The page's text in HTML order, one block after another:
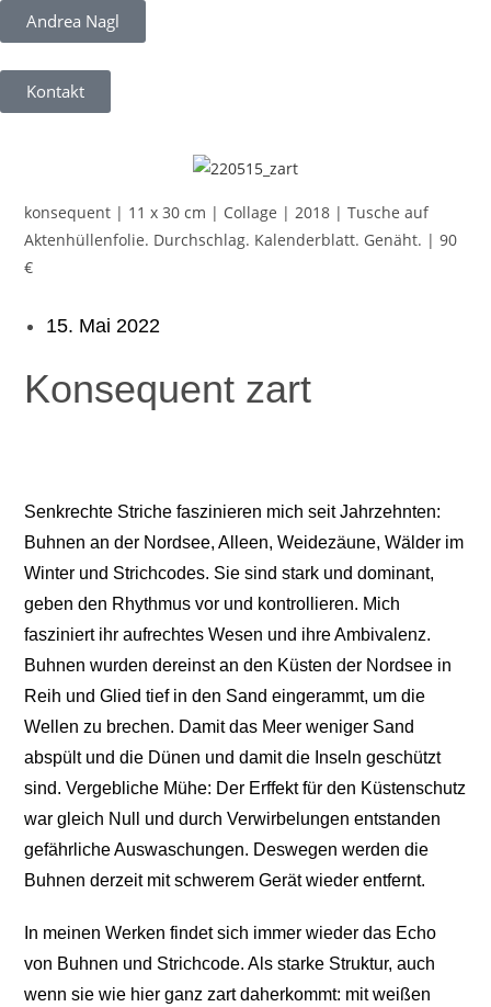
Andrea Nagl
Kontakt
konsequent | 11 x 30 cm | Collage | 2018 | Tusche auf
Aktenhüllenfolie. Durchschlag. Kalenderblatt. Genäht. | 90
€
15. Mai 2022
Konsequent zart
Senkrechte Striche faszinieren mich seit Jahrzehnten:
Buhnen an der Nordsee, Alleen, Weidezäune, Wälder im
Winter und Strichcodes. Sie sind stark und dominant,
geben den Rhythmus vor und kontrollieren. Mich
fasziniert ihr aufrechtes Wesen und ihre Ambivalenz.
Buhnen wurden dereinst an den Küsten der Nordsee in
Reih und Glied tief in den Sand eingerammt, um die
Wellen zu brechen. Damit das Meer weniger Sand
abspült und die Dünen und damit die Inseln geschützt
sind. Vergebliche Mühe: Der Erffekt für den Küstenschutz
war gleich Null und durch Verwirbelungen entstanden
gefährliche Auswaschungen. Deswegen werden die
Buhnen derzeit mit schwerem Gerät wieder entfernt.
In meinen Werken findet sich immer wieder das Echo
von Buhnen und Strichcode. Als starke Struktur, auch
wenn sie wie hier ganz zart daherkommt: mit weißen